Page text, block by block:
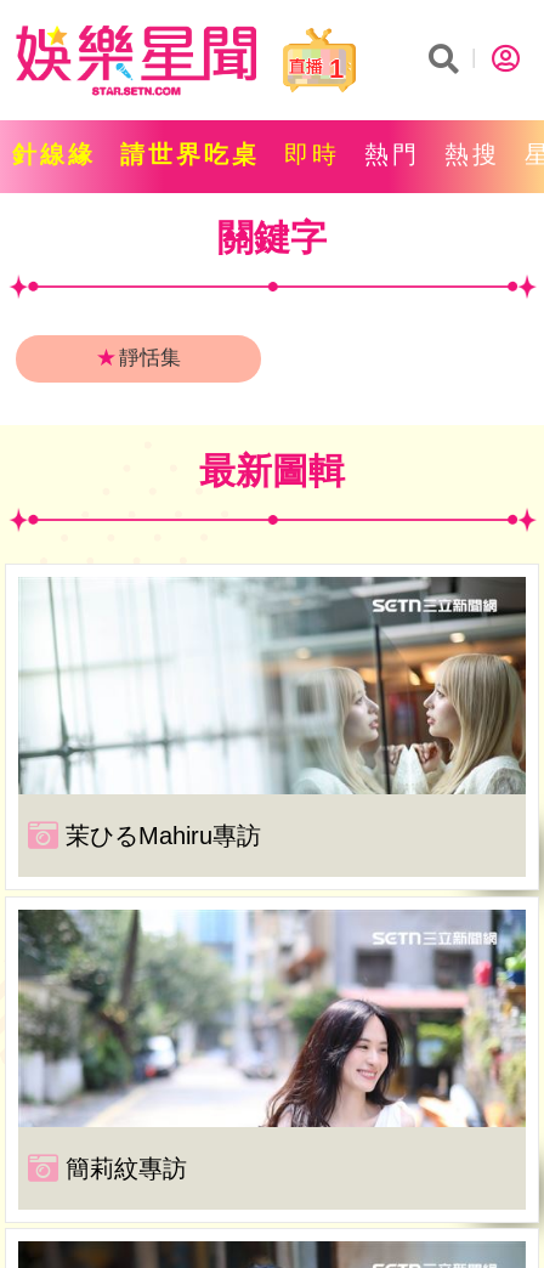
1
針線緣 請世界吃桌 即時 熱門 熱搜
關鍵字
★靜恬集
最新圖輯
茉ひるMahiru專訪
簡莉紋專訪